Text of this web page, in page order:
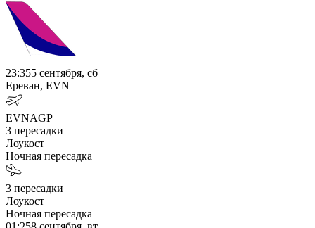
23:355 сентября, сб
Ереван, EVN
EVNAGP
3 пересадки
Лоукост
Ночная пересадка
3 пересадки
Лоукост
Ночная пересадка